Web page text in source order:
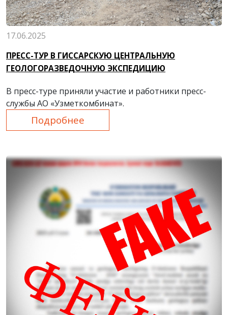
17.06.2025
ПРЕСС-ТУР В ГИССАРСКУЮ ЦЕНТРАЛЬНУЮ
ГЕОЛОГОРАЗВЕДОЧНУЮ ЭКСПЕДИЦИЮ
В пресс-туре приняли участие и работники пресс-
службы АО «Узметкомбинат».
Подробнее